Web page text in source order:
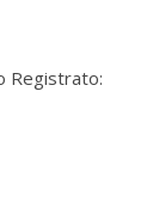
Registrato: